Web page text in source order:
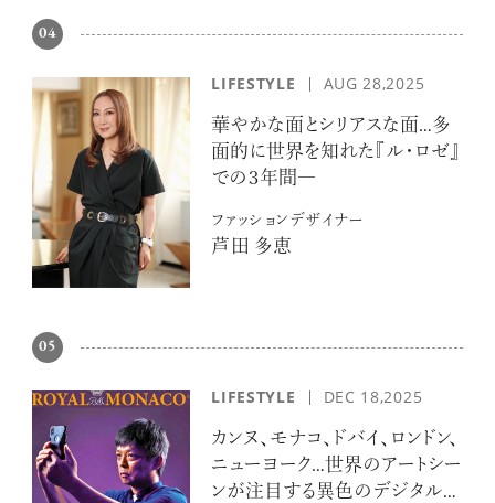
04
LIFESTYLE AUG 28,2025
華やかな面とシリアスな面…多
面的に世界を知れた『ル・ロゼ』
での３年間―
ファッションデザイナー
芦田 多恵
05
LIFESTYLE DEC 18,2025
カンヌ、モナコ、ドバイ、ロンドン、
ニューヨーク…世界のアートシー
ンが注目する異色のデジタルア